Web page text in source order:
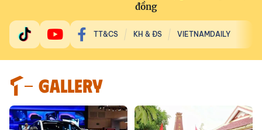
đồng
TT&CS KH & ĐS VIETNAMDAILY
GALLERY